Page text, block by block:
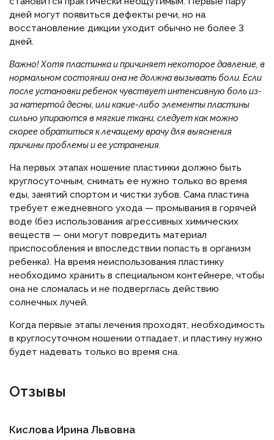
дней могут появиться дефекты речи, но на
восстановление дикции уходит обычно не более 3
дней.
Важно!Хотя пластинка и причиняет некоторое давление, в
нормальном состоянии она не должна вызывать боли. Если
после установки ребенок чувствует интенсивную боль из-
за натертой десны, или какие-либо элементы пластины
сильно упираются в мягкие ткани, следует как можно
скорее обратиться к лечащему врачу для выяснения
причины проблемы и ее устранения.
На первых этапах ношение пластинки должно быть
круглосуточным, снимать ее нужно только во время
еды, занятий спортом и чистки зубов. Сама пластина
требует ежедневного ухода — промывания в горячей
воде (без использования агрессивных химических
веществ — они могут повредить материал
приспособления и впоследствии попасть в организм
ребенка). На время неиспользования пластинку
необходимо хранить в специальном контейнере, чтобы
она не сломалась и не подверглась действию
солнечных лучей.
Когда первые этапы лечения проходят, необходимость
в круглосуточном ношении отпадает, и пластину нужно
будет надевать только во время сна.
Отзывы
Кислова Ирина Львовна